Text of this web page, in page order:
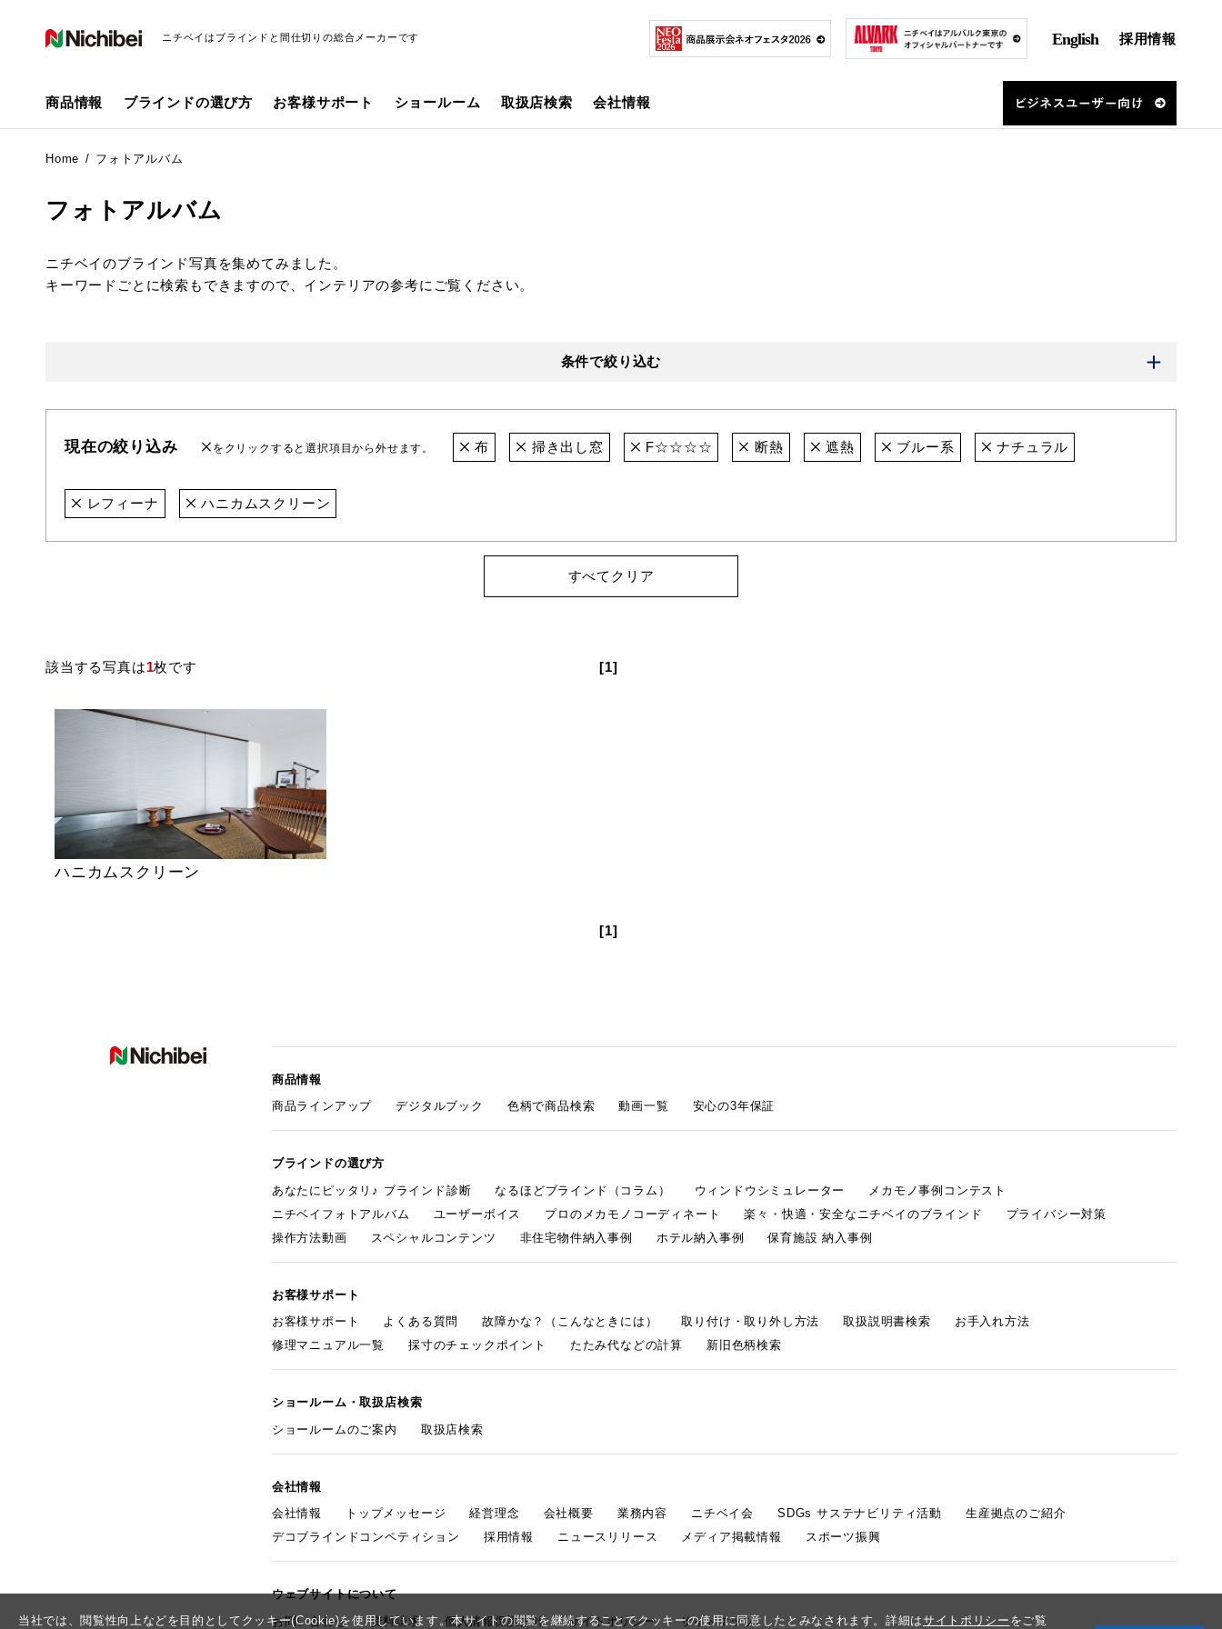
当社では、閲覧性向上などを目的としてクッキー(Cookie)を使用しています。本サイトの閲覧を継続することでクッキーの使用に同意したとみなされます。詳細はサイトポリシー をご覧
ニチベイはブラインドと間仕切りの総合メーカーです English 採用情報
商品情報 ブラインドの選び方 お客様サポート ショールーム 取扱店検索 会社情報
Home フォトアルバム
フォトアルバム
ニチベイのブラインド写真を集めてみました。
キーワードごとに検索もできますので、インテリアの参考にご覧ください。
条件で絞り込む
現在の絞り込み をクリックすると選択項目から外せます。 布 掃き出し窓 F☆☆☆☆ 断熱 遮熱 ブルー系 ナチュラル
レフィーナ ハニカムスクリーン
すべてクリア
該当する写真は1枚です [1]
ハニカムスクリーン
[1]
商品情報
商品ラインアップ
デジタルブック 色柄で商品検索 動画一覧 安心の3年保証
ブラインドの選び方
あなたにピッタリ♪ ブラインド診断
なるほどブラインド（コラム） ウィンドウシミュレーター
メカモノ事例コンテスト
ニチベイフォトアルバム
ユーザーボイス プロのメカモノコーディネート 楽々・快適・安全なニチベイのブラインド
プライバシー対策
操作方法動画
スペシャルコンテンツ 非住宅物件納入事例 ホテル納入事例 保育施設 納入事例
お客様サポート
お客様サポート
よくある質問 故障かな？（こんなときには） 取り付け・取り外し方法 取扱説明書検索
お手入れ方法
修理マニュアル一覧
採寸のチェックポイント たたみ代などの計算 新旧色柄検索
ショールーム・取扱店検索
ショールームのご案内
取扱店検索
会社情報
会社情報
トップメッセージ 経営理念 会社概要 業務内容 ニチベイ会 SDGs サステナビリティ活動
生産拠点のご紹介
デコブラインドコンペティション
採用情報 ニュースリリース メディア掲載情報 スポーツ振興
ウェブサイトについて
お問い合わせ
資料請求 個人情報保護方針 サイトポリシー サイトマップ